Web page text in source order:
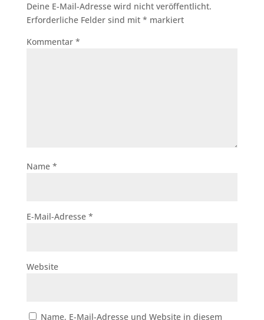
Deine E-Mail-Adresse wird nicht veröffentlicht.
Erforderliche Felder sind mit * markiert
Kommentar *
Name *
E-Mail-Adresse *
Website
Name, E-Mail-Adresse und Website in diesem